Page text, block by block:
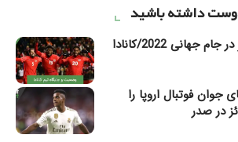
داشته باشید
2022/کانادا
جوان فوتبال اروپا را
در صدر